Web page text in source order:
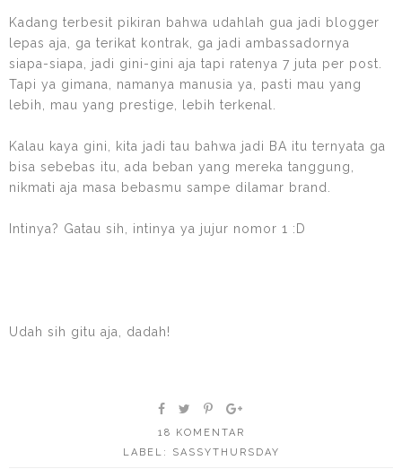
Kadang terbesit pikiran bahwa udahlah gua jadi blogger
lepas aja, ga terikat kontrak, ga jadi ambassadornya
siapa-siapa, jadi gini-gini aja tapi ratenya 7 juta per post.
Tapi ya gimana, namanya manusia ya, pasti mau yang
lebih, mau yang prestige, lebih terkenal.
Kalau kaya gini, kita jadi tau bahwa jadi BA itu ternyata ga
bisa sebebas itu, ada beban yang mereka tanggung,
nikmati aja masa bebasmu sampe dilamar brand.
Intinya? Gatau sih, intinya ya jujur nomor 1 :D
Udah sih gitu aja, dadah!
18 KOMENTAR
LABEL:
SASSYTHURSDAY